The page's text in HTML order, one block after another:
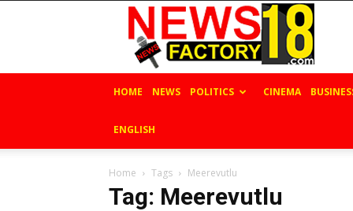
News
Factory
18
HOME NEWS POLITICS CINEMA
ENGLISH
Home Tags Meerevutlu
Tag: Meerevutlu